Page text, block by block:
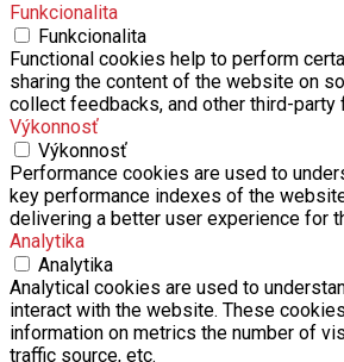
Funkcionalita
Funkcionalita
Functional cookies help to perform
sharing the content of the website on
collect feedbacks, and other third-party
Výkonnosť
Výkonnosť
Performance cookies are used to
key performance indexes of the
delivering a better user experience for
Analytika
Analytika
Analytical cookies are used to
interact with the website. These
information on metrics the number of
traffic source, etc.